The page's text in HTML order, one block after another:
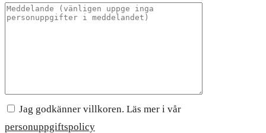
Jag godkänner villkoren. Läs mer i vår
personuppgiftspolicy